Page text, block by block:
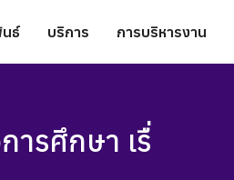
ธ์ บริการ การบริหารงาน
ารศึกษา เรื่